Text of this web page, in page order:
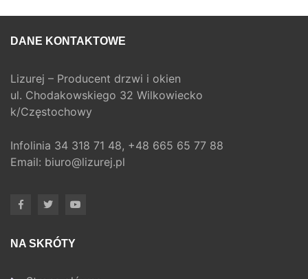
DANE KONTAKTOWE
Lizurej – Producent drzwi i okien
ul. Chodakowskiego 32 Wilkowiecko
k/Częstochowy
Infolinia 34 318 71 48, +48 665 65 77 88
Email: biuro@lizurej.pl
NA SKRÓTY